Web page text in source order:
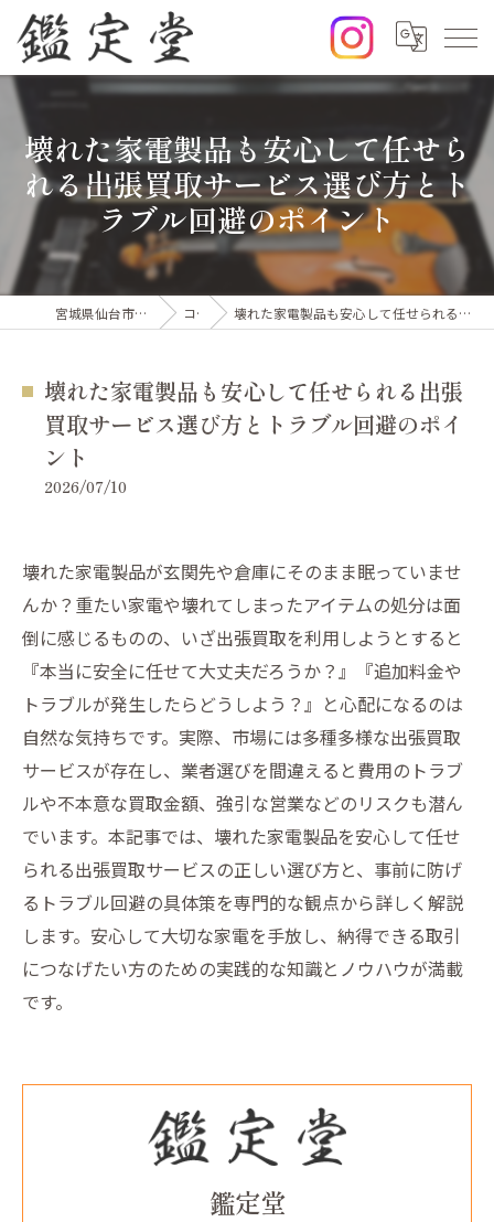
壊れた家電製品も安心して任せら
れる出張買取サービス選び方とト
ラブル回避のポイント
宮城県仙台市の出張買取なら鑑定堂 コラム 壊れた家電製品も安心して任せられる出張買取サービス選び方とトラブル回避のポイント
壊れた家電製品も安心して任せられる出張
買取サービス選び方とトラブル回避のポイ
ント
2026/07/10
壊れた家電製品が玄関先や倉庫にそのまま眠っていませ
んか？重たい家電や壊れてしまったアイテムの処分は面
倒に感じるものの、いざ出張買取を利用しようとすると
『本当に安全に任せて大丈夫だろうか？』『追加料金や
トラブルが発生したらどうしよう？』と心配になるのは
自然な気持ちです。実際、市場には多種多様な出張買取
サービスが存在し、業者選びを間違えると費用のトラブ
ルや不本意な買取金額、強引な営業などのリスクも潜ん
でいます。本記事では、壊れた家電製品を安心して任せ
られる出張買取サービスの正しい選び方と、事前に防げ
るトラブル回避の具体策を専門的な観点から詳しく解説
します。安心して大切な家電を手放し、納得できる取引
につなげたい方のための実践的な知識とノウハウが満載
です。
鑑定堂